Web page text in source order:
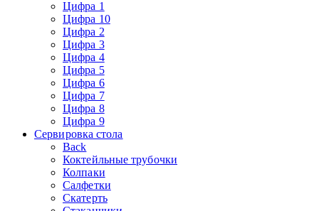
Цифра 1
Цифра 10
Цифра 2
Цифра 3
Цифра 4
Цифра 5
Цифра 6
Цифра 7
Цифра 8
Цифра 9
Сервировка стола
Back
Коктейльные трубочки
Колпаки
Салфетки
Скатерть